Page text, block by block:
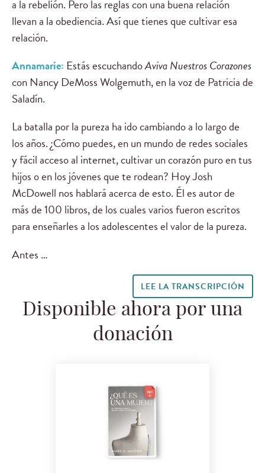
a la rebelión. Pero las reglas con una buena relación
llevan a la obediencia. Así que tienes que cultivar esa
relación.
Annamarie: Estás escuchandoAviva Nuestros Corazones
con Nancy DeMoss Wolgemuth, en la voz de Patricia de
Saladín.
La batalla por la pureza ha ido cambiando a lo largo de
los años. ¿Cómo puedes, en un mundo de redes sociales
y fácil acceso al internet, cultivar un corazón puro en tus
hijos o en los jóvenes que te rodean? Hoy Josh
McDowell nos hablará acerca de esto. Él es autor de
más de 100 libros, de los cuales varios fueron escritos
para enseñarles a los adolescentes el valor de la pureza.
Antes …
LEE LA TRANSCRIPCIÓN
Disponible ahora por una
donación